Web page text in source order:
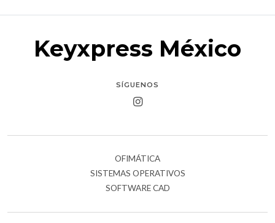
Keyxpress México
SÍGUENOS
OFIMÁTICA
SISTEMAS OPERATIVOS
SOFTWARE CAD